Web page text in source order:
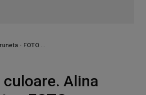
- FOTO
Alina